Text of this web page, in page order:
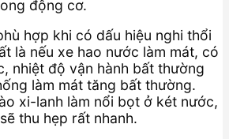
động cơ.
hợp khi có dấu hiệu nghi thổi
là nếu xe hao nước làm mát, có
nhiệt độ vận hành bất thường
làm mát tăng bất thường.
xi-lanh làm nổi bọt ở két nước,
thu hẹp rất nhanh.